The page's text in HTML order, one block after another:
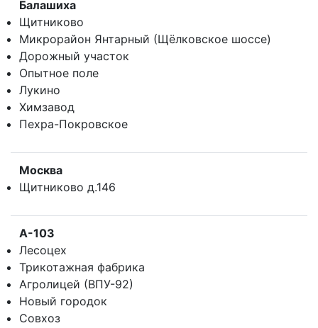
Балашиха
Щитниково
Микрорайон Янтарный (Щёлковское шоссе)
Дорожный участок
Опытное поле
Лукино
Химзавод
Пехра-Покровское
Москва
Щитниково д.146
А-103
Лесоцех
Трикотажная фабрика
Агролицей (ВПУ-92)
Новый городок
Совхоз